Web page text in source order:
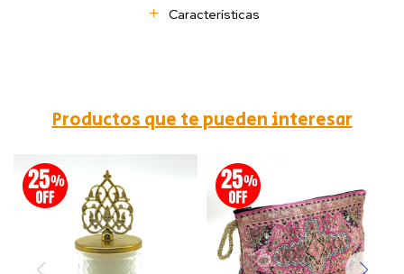
Características
Productos que te pueden interesar